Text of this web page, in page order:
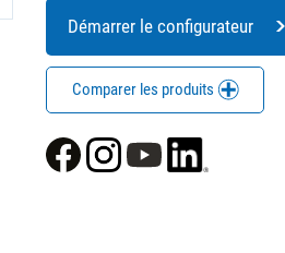
Démarrer le configurateur
Comparer les produits